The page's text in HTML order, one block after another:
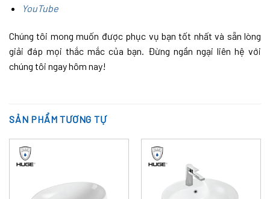
YouTube
Chúng tôi mong muốn được phục vụ bạn tốt nhất và sẵn lòng
giải đáp mọi thắc mắc của bạn. Đừng ngần ngại liên hệ với
chúng tôi ngay hôm nay!
SẢN PHẨM TƯƠNG TỰ